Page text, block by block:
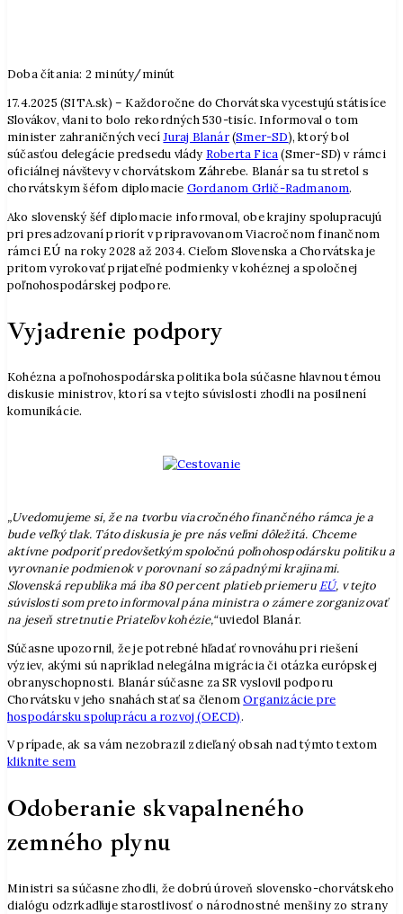
Doba čítania: 2 minúty/minút
17.4.2025 (SITA.sk) – Každoročne do Chorvátska vycestujú státisíce
Slovákov, vlani to bolo rekordných 530-tisíc. Informoval o tom
minister zahraničných vecíJuraj Blanár(Smer-SD), ktorý bol
súčasťou delegácie predsedu vlády Roberta Fica(Smer-SD) v rámci
oficiálnej návštevy v chorvátskom Záhrebe. Blanár sa tu stretol s
chorvátskym šéfom diplomacie Gordanom Grlič-Radmanom.
Ako slovenský šéf diplomacie informoval, obe krajiny spolupracujú
pri presadzovaní priorít v pripravovanom Viacročnom finančnom
rámci EÚ na roky 2028 až 2034. Cieľom Slovenska a Chorvátska je
pritom vyrokovať prijateľné podmienky v kohéznej a spoločnej
poľnohospodárskej podpore.
Vyjadrenie podpory
Kohézna a poľnohospodárska politika bola súčasne hlavnou témou
diskusie ministrov, ktorí sa v tejto súvislosti zhodli na posilnení
komunikácie.
„Uvedomujeme si, že na tvorbu viacročného finančného rámca je a
bude veľký tlak. Táto diskusia je pre nás veľmi dôležitá. Chceme
aktívne podporiť predovšetkým spoločnú poľnohospodársku politiku a
vyrovnanie podmienok v porovnaní so západnými krajinami.
Slovenská republika má iba 80 percent platieb priemeruEÚ, v tejto
súvislosti som preto informoval pána ministra o zámere zorganizovať
na jeseň stretnutie Priateľov kohézie,“uviedol Blanár.
Súčasne upozornil, že je potrebné hľadať rovnováhu pri riešení
výziev, akými sú napríklad nelegálna migrácia či otázka európskej
obranyschopnosti. Blanár súčasne za SR vyslovil podporu
Chorvátsku v jeho snahách stať sa členomOrganizácie pre
hospodársku spoluprácu a rozvoj (OECD).
V prípade, ak sa vám nezobrazil zdieľaný obsah nad týmto textom
kliknite sem
Odoberanie skvapalneného
zemného plynu
Ministri sa súčasne zhodli, že dobrú úroveň slovensko-chorvátskeho
dialógu odzrkadľuje starostlivosť o národnostné menšiny zo strany